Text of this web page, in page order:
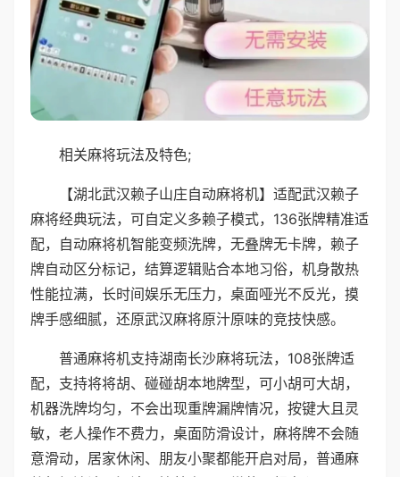
相关麻将玩法及特色;
【湖北武汉赖子山庄自动麻将机】适配武汉赖子
麻将经典玩法，可自定义多赖子模式，136张牌精准适
配，自动麻将机智能变频洗牌，无叠牌无卡牌，赖子
牌自动区分标记，结算逻辑贴合本地习俗，机身散热
性能拉满，长时间娱乐无压力，桌面哑光不反光，摸
牌手感细腻，还原武汉麻将原汁原味的竞技快感。
普通麻将机支持湖南长沙麻将玩法，108张牌适
配，支持将将胡、碰碰胡本地牌型，可小胡可大胡，
机器洗牌均匀，不会出现重牌漏牌情况，按键大且灵
敏，老人操作不费力，桌面防滑设计，麻将牌不会随
意滑动，居家休闲、朋友小聚都能开启对局，普通麻